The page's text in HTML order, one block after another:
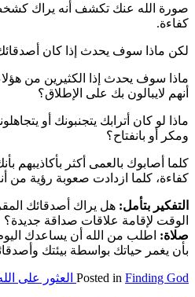
صورة الله عنك تكشف أنه يراك
كفاءة.
لكن ماذا سوف يحدث إذا كان أصدقائك
ماذا سوف يحدث إذا الكثيرين من
أنهم لايبالون بك على الإطلاق؟
ماذا لو كان أترابك يتجنبونك أو
ومكر أو بانفتاح؟
كلما أصابوك بالعمى أكثر
كفاءة، كلما ازدادت صعوبة رؤية من
التفكير بتأمل: هل يراك أصدقائك
الوقت لإقامة علاقات صداقة جديدة؟
صلاة: اطلب من الله أن يساعدك
بأن يغمر حياتك بواسطة بيئتك
Posted in Finding God العثور على الله